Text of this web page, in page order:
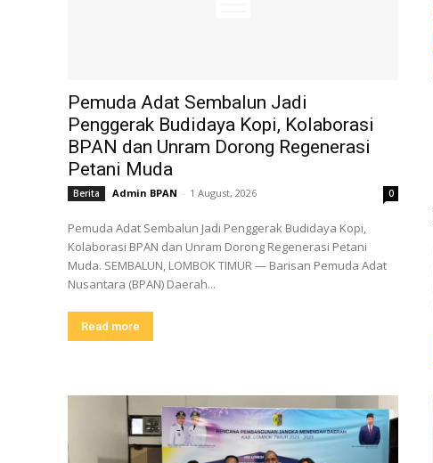
Pemuda Adat Sembalun Jadi
Penggerak Budidaya Kopi, Kolaborasi
BPAN dan Unram Dorong Regenerasi
Petani Muda
Berita Admin BPAN - 1 August, 2026 0
Pemuda Adat Sembalun Jadi Penggerak Budidaya Kopi,
Kolaborasi BPAN dan Unram Dorong Regenerasi Petani
Muda. SEMBALUN, LOMBOK TIMUR — Barisan Pemuda Adat
Nusantara (BPAN) Daerah...
Read more